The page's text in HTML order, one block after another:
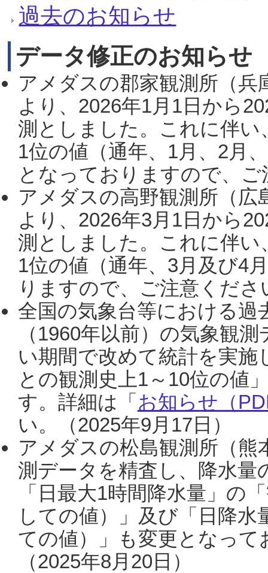
過去のお知らせ
データ修正のお知らせ
アメダスの郡家観測所（
より、2026年1月1日から
測としました。これに伴い
1位の値（通年、1月、2月
となっておりますので、
アメダスの高野観測所（
より、2026年3月1日から
測としました。これに伴い
1位の値（通年、3月及び4
りますので、ご注意くだ
全国の気象台等における過
（1960年以前）の気象観
い期間で改めて統計を実
との観測史上1～10位の値
す。詳細は「 お知らせ（
い。（2025年9月17日）
アメダスの松島観測所（熊
測データを精査し、降水
「日最大1時間降水量」の
しての値）」及び「日降
ての値）」も変更となっ
（2025年8月20日）